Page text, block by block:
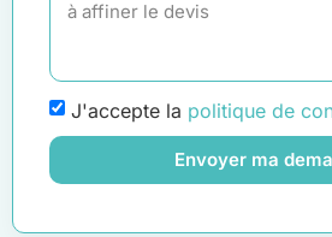
J'accepte la politique de
Envoyer ma